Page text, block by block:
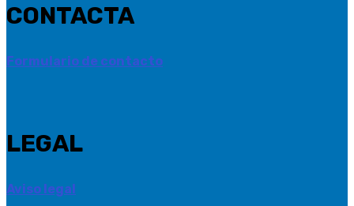
CONTACTA
Formulario de contacto
LEGAL
Aviso legal